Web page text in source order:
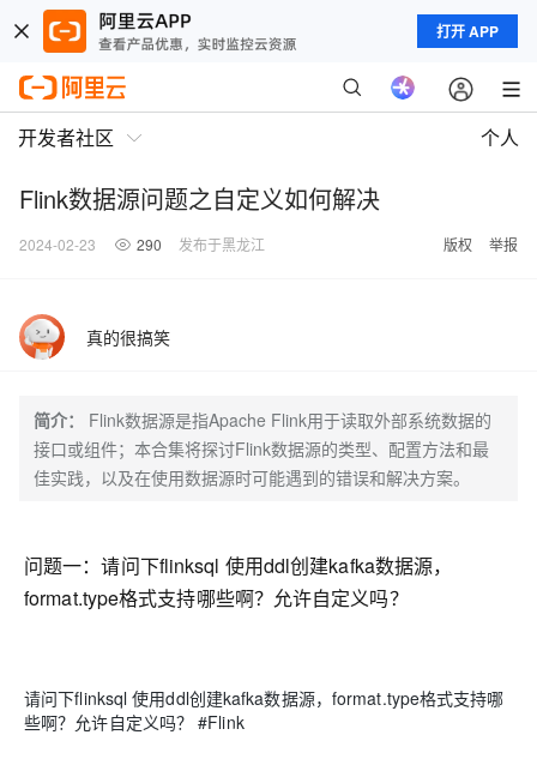
打开 APP
开发者社区 个人
Flink数据源问题之自定义如何解决
2024-02-23 290 发布于黑龙江 版权 举报
真的很搞笑
简介：
Flink数据源是指Apache Flink用于读取外部系统数据的
接口或组件；本合集将探讨Flink数据源的类型、配置方法和最
佳实践，以及在使用数据源时可能遇到的错误和解决方案。
问题一：请问下flinksql 使用ddl创建kafka数据源，
format.type格式支持哪些啊？允许自定义吗？
请问下flinksql 使用ddl创建kafka数据源，format.type格式支持哪
些啊？允许自定义吗？ #Flink